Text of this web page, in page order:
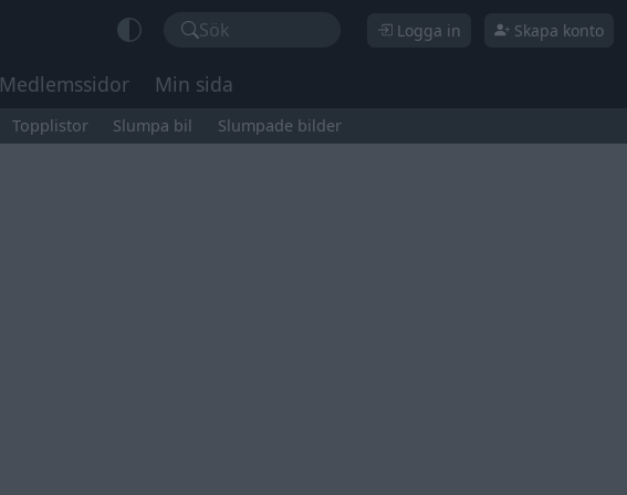
Sök Logga in Skapa konto
Medlemssidor Min sida
Topplistor Slumpa bil Slumpade bilder